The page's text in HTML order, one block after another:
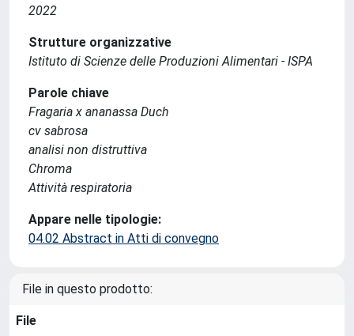
2022
Strutture organizzative
Istituto di Scienze delle Produzioni Alimentari - ISPA
Parole chiave
Fragaria x ananassa Duch
cv sabrosa
analisi non distruttiva
Chroma
Attività respiratoria
Appare nelle tipologie:
04.02 Abstract in Atti di convegno
File in questo prodotto:
File